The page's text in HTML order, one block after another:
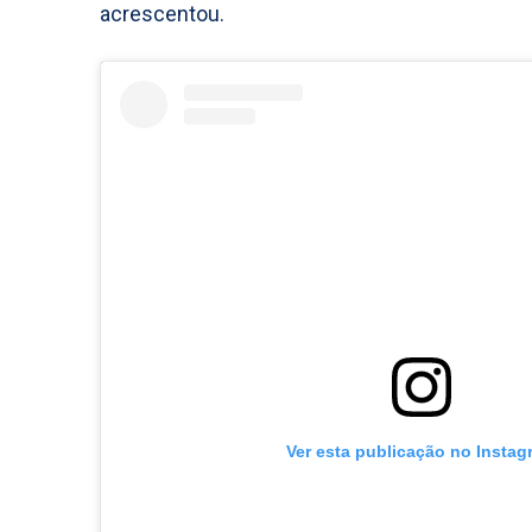
acrescentou.
Ver esta publicação no